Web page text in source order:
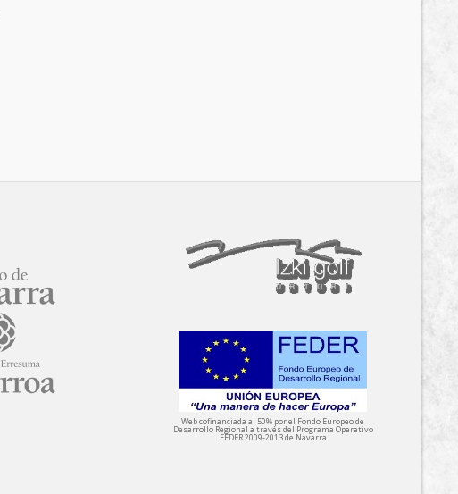
Web cofinanciada al 50% por el Fondo Europeo de
Desarrollo Regional a través del Programa Operativo
FEDER 2009-2013 de Navarra